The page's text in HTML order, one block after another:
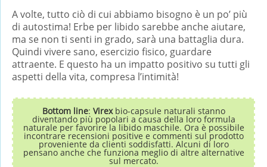
A volte, tutto ciò di cui abbiamo bisogno è un po’ più
di autostima! Erbe per libido sarebbe anche aiutare,
ma se non ti senti in grado, sarà una battaglia dura.
Quindi vivere sano, esercizio fisico, guardare
attraente. E questo ha un impatto positivo su tutti gli
aspetti della vita, compresa l’intimità!
Bottom line: Virexbio-capsule naturali stanno
diventando più popolari a causa della loro formula
naturale per favorire la libido maschile. Ora è possibile
incontrare recensioni positive e commenti sul prodotto
proveniente da clienti soddisfatti. Alcuni di loro
pensano anche che funziona meglio di altre alternative
sul mercato.